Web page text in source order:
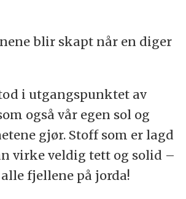
blir skapt når en diger
i utgangspunktet av
også vår egen sol og
gjør. Stoff som er lagd
virke veldig tett og solid –
fjellene på jorda!